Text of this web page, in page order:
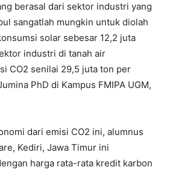
berasal dari sektor industri yang
sangatlah mungkin untuk diolah
solar sebesar 12,2 juta
industri di tanah air
CO2 senilai 29,5 juta ton per
PhD di Kampus FMIPA UGM,
dari emisi CO2 ini, alumnus
Kediri, Jawa Timur ini
harga rata-rata kredit karbon